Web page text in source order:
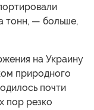
тонн, — больше,
на Украину
природного
почти
пор резко